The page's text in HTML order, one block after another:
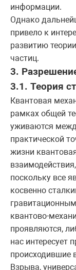
информации.
Однако
привело к
развитию
частиц.
3.
3.1. Теория
Квантовая
рамках общей
уживаются
практической
жизни
поскольку все
косвенно
квантово-
проявляются,
нас интересует
происходившие
Взрыва,